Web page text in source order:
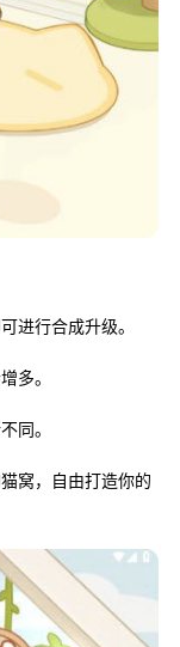
进行合成升级。
多。
同。
窝，自由打造你的